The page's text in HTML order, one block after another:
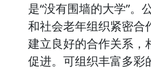
是“没有围墙的大学”。
和社会老年组织紧密合
建立良好的合作关系，
促进。可组织丰富多彩